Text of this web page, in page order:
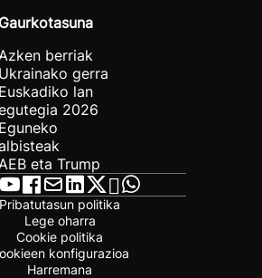
Gaurkotasuna
berriak
Ukrainako gerra
Euskadiko lan
2026
Eguneko
eta Trump
Pribatutasun politika
Lege oharra
Cookie politika
konfigurazioa
Harremana